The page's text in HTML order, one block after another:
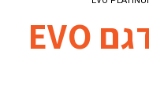
שולחן גיהוץ דגם EVO